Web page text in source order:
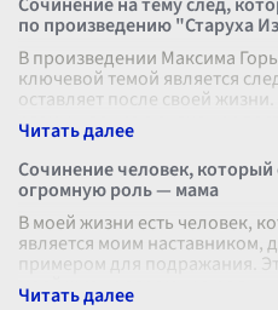
по произведению "Старуха
В произведении Максима
ключевой темой является
оставляет после своей
размышление о значении
Сочинение человек,
огромную роль — мама
В моей жизни есть человек,
является моим наставником,
примером для подражания.
моей жизни огромную роль